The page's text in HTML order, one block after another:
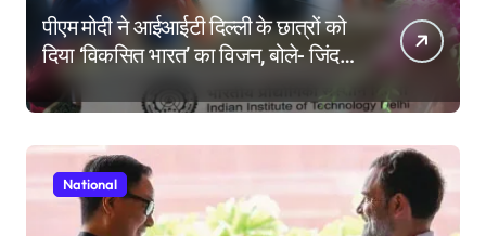
पीएम मोदी ने आईआईटी दिल्ली के छात्रों को
दिया ‘विकसित भारत’ का विजन, बोले- जिंदगी
की परीक्षा में सब कुछ आउट ऑफ सिलेबस
होता है
National